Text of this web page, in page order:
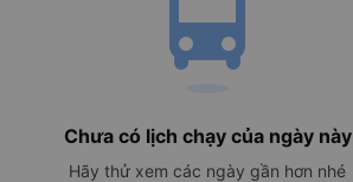
directions_bus
Chưa có lịch chạy của ngày này
Hãy thử xem các ngày gần hơn nhé